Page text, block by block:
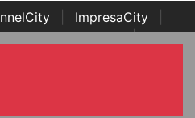
ImpresaCity
Channel Awards | Italian